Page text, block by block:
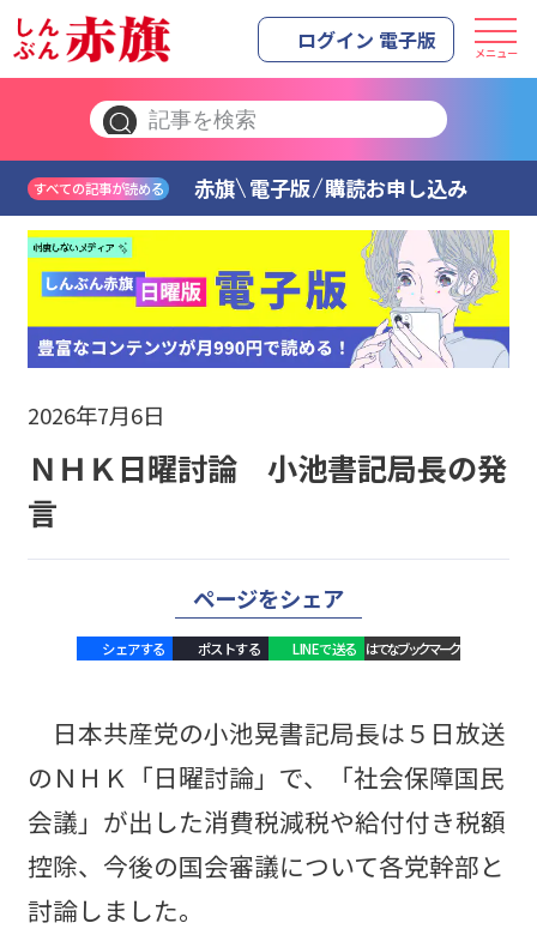
ログイン 電子版 メニュー
すべての記事が読める 赤旗 電子版 購読お申し込み
2026年7月6日
ＮＨＫ日曜討論 小池書記局長の発
言
ページをシェア
シェアする ポストする LINEで送る はてなブックマーク
日本共産党の小池晃書記局長は５日放送
のＮＨＫ「日曜討論」で、「社会保障国民
会議」が出した消費税減税や給付付き税額
控除、今後の国会審議について各党幹部と
討論しました。